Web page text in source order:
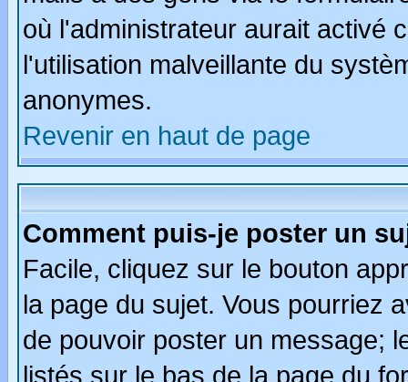
où l'administrateur aurait activé
l'utilisation malveillante du
anonymes.
Revenir en haut de page
Comment puis-je poster un
Facile, cliquez sur le bouton
la page du sujet. Vous pourriez
de pouvoir poster un message;
listés sur le bas de la page du